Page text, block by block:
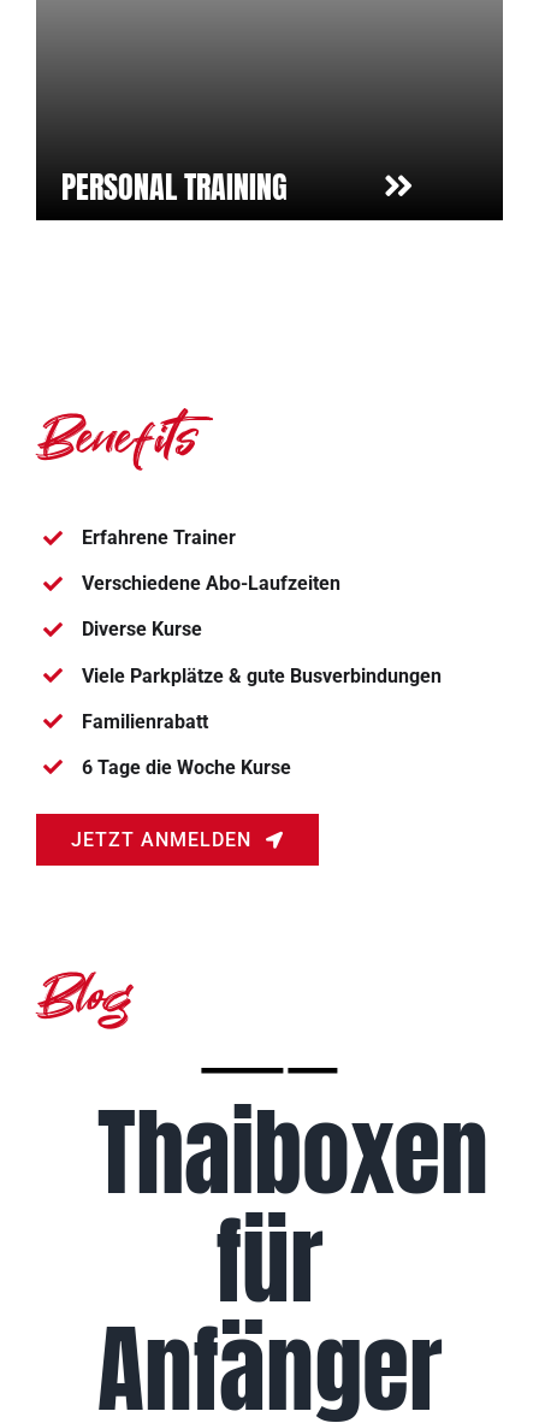
PERSONAL TRAINING
Benefits
Erfahrene Trainer
Verschiedene Abo-Laufzeiten
Diverse Kurse
Viele Parkplätze & gute Busverbindungen
Familienrabatt
6 Tage die Woche Kurse
JETZT ANMELDEN
Blog
Thaiboxen
für
Anfänger